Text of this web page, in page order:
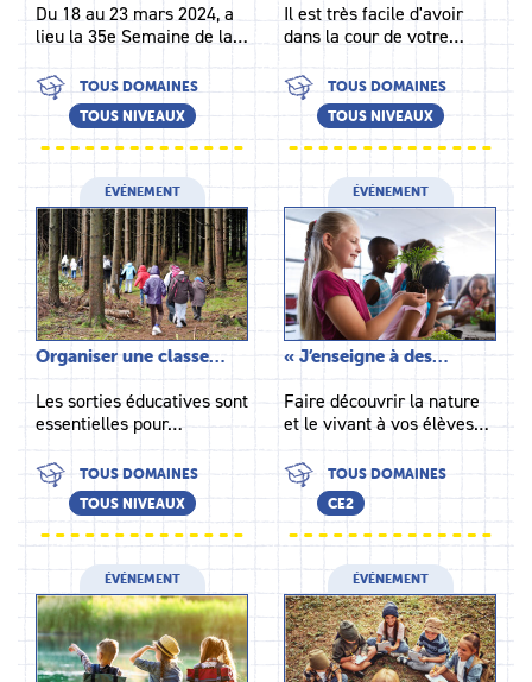
Du 18 au 23 mars 2024, a
lieu la 35e Semaine de la…
TOUS DOMAINES
TOUS NIVEAUX
Il est très facile d'avoir
dans la cour de votre…
TOUS DOMAINES
TOUS NIVEAUX
ÉVÉNEMENT
Organiser une classe…
Les sorties éducatives sont
essentielles pour…
TOUS DOMAINES
TOUS NIVEAUX
ÉVÉNEMENT
« J’enseigne à des…
Faire découvrir la nature
et le vivant à vos élèves…
TOUS DOMAINES
CE2
ÉVÉNEMENT ÉVÉNEMENT